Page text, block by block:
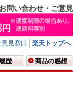
問い合わせ・ご意見
意見窓口
楽天トップへ
歴 商品の感想